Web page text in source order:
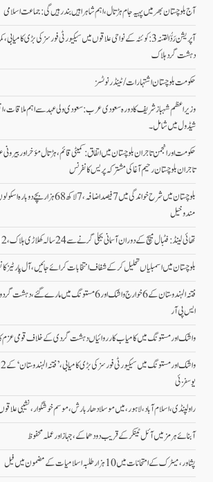
آج بلوچستان بھر میں پہیہ جام ہڑتال، اہم شاہراہیں بند رہیں گی: جماعت اسلامی
آپریشن رَدُّ الفتنہ 3: کوئٹہ کے نواحی علاقوں میں سیکیورٹی فورسز کی بڑی
دہشت گرد ہلاک
حکومت بلوچستان اشتہارات/ ٹینڈر نوٹسز
وزیراعظم شہباز شریف کا دورہ سعودی عرب: سعودی ولی عہد سے اہم ملاقات،
شیڈول میں شامل۔
حکومت اور انجمن تاجران بلوچستان میں اتفاق: کمیٹی قائم، ہڑتال مؤخر اور
تاجران بلوچستان رحیم آغا کی مشترکہ پریس کانفرنس
بلوچستان میں شرح خواندگی میں 7 فیصد
مندوخیل
تھائی لینڈ: فٹبال میچ کے دوران آسمانی بجلی گرنے سے 24 سالہ کھلاڑی ہلاک، 12 زخمی
بلوچستان میں اسمبلیاں تحلیل کرکے شفاف انتخابات کرائے جائیں، آل پارٹیز
فتنہ الہندوستان کے 6 خوارج واشک اور 6 مستونگ میں
ایس پی آر
واشک اور مستونگ میں کامیاب کارروائیاں دہشت گردی کے خلاف قومی عزم کا
یوسفزئی
راولپنڈی، اسلام آباد،لاہور، میں موسلادھار بارش،موسم خوشگوار، نشیبی
آبنائے ہرمز میں آئل ٹینکر کے قریب دو دھماکے، جہاز اور عملہ محفوظ
پشاور، میٹرک کے امتحانات میں 10 ہزار طلبہ اسلامیات کے مضمون میں فیل